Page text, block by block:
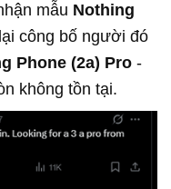
mẫu Nothing
công bố người đó
Phone (2a) Pro -
không tồn tại.